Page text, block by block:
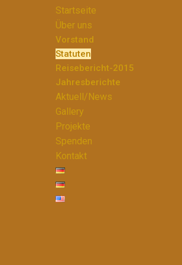
Startseite
Über uns
Vorstand
Statuten
Reisebericht-2015
Jahresberichte
Aktuell/News
Gallery
Projekte
Spenden
Kontakt